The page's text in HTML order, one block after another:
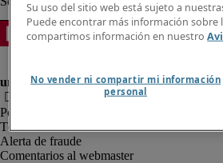
Política de privacidad
Términos de uso
Alerta de fraude
Comentarios al webmaster
Su uso del sitio web está sujeto a
Puede encontrar más información sobre
compartimos información en nuestro
No vender ni compartir mi información
personal